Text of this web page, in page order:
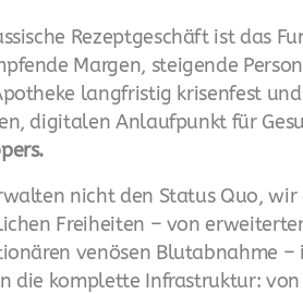
Rezeptgeschäft ist das
Margen, steigende
langfristig krisenfest
digitalen Anlaufpunkt für
nicht den Status Quo,
Freiheiten – von
venösen Blutabnahme
die komplette Infrastruktur: